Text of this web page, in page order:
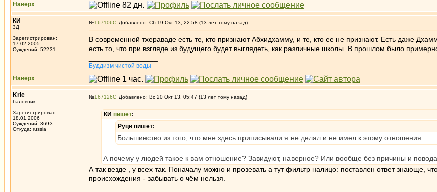
Наверх
КИ
3Д
Зарегистрирован:
17.02.2005
Суждений: 52231
№167106 Добавлено: Сб 19 Окт 13, 22:58 (13 лет тому назад)
В современной тхераваде есть те, кто признают Абхидхамму, и те, кто ее не признают. Есть даже
есть то, что при взгляде из будущего будет выглядеть, как различные школы. В прошлом было
Буддизм чистой воды
Наверх
Krie
баловник
Зарегистрирован:
18.01.2006
Суждений: 3693
Откуда: russia
№167126 Добавлено: Вс 20 Окт 13, 05:47 (13 лет тому назад)
КИ пишет:
Руцв пишет:
Большинство из того, что мне здесь приписывали я не делал и не имел к этому отношения.
А почему у людей такое к вам отношение? Завидуют, наверное? Или вообще без причины и
А так везде , у всех так. Поначалу можно и прозевать а тут фильтр налицо: поставлен ответ знающе,
происхождения - забывать о чём нельзя.